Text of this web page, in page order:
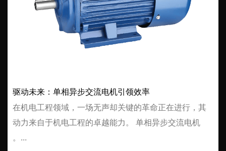
驱动未来：单相异步交流电机引领效率
在机电工程领域，一场无声却关键的革命正在进行，其
动力来自于机电工程的卓越能力。 单相异步交流电机
。...